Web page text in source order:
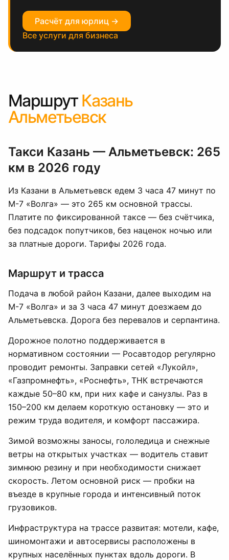
Расчёт для юрлиц →
Все услуги для бизнеса
Маршрут Казань
Альметьевск
Такси Казань — Альметьевск: 265
км в 2026 году
Из Казани в Альметьевск едем 3 часа 47 минут по
М-7 «Волга» — это 265 км основной трассы.
Платите по фиксированной таксе — без счётчика,
без подсадок попутчиков, без наценок ночью или
за платные дороги. Тарифы 2026 года.
Маршрут и трасса
Подача в любой район Казани, далее выходим на
М-7 «Волга» и за 3 часа 47 минут доезжаем до
Альметьевска. Дорога без перевалов и серпантина.
Дорожное полотно поддерживается в
нормативном состоянии — Росавтодор регулярно
проводит ремонты. Заправки сетей «Лукойл»,
«Газпромнефть», «Роснефть», ТНК встречаются
каждые 50–80 км, при них кафе и санузлы. Раз в
150–200 км делаем короткую остановку — это и
режим труда водителя, и комфорт пассажира.
Зимой возможны заносы, гололедица и снежные
ветры на открытых участках — водитель ставит
зимнюю резину и при необходимости снижает
скорость. Летом основной риск — пробки на
въезде в крупные города и интенсивный поток
грузовиков.
Инфраструктура на трассе развитая: мотели, кафе,
шиномонтажи и автосервисы расположены в
крупных населённых пунктах вдоль дороги. В